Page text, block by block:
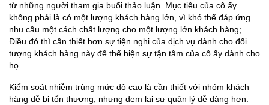
từ những người tham gia buổi thảo luận. Mục tiêu của cô ấy
không phải là có một lượng khách hàng lớn, vì khó thể đáp ứng
nhu cầu một cách chất lượng cho một lượng lớn khách hàng;
Điều đó thì cần thiết hơn sự tiện nghi của dịch vụ dành cho đối
tượng khách hàng này để thể hiện sự tận tâm của cô ấy dành cho
họ.
Kiểm soát nhiễm trùng mức độ cao là cần thiết với nhóm khách
hàng dễ bị tổn thương, nhưng đem lại sự quản lý dễ dàng hơn.